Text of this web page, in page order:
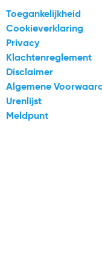
Toegankelijkheid
Cookieverklaring
Privacy
Klachtenreglement
Disclaimer
Algemene
Urenlijst
Meldpunt